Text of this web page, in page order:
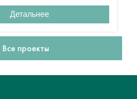
Детальнее
Все проекты